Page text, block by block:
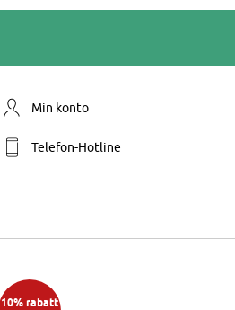
Min konto
Telefon-Hotline
10% rabatt